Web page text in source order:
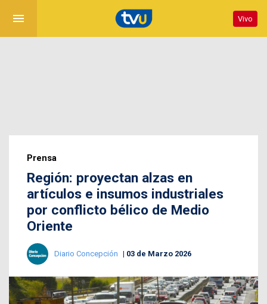
menu Vivo
Prensa
Región: proyectan alzas en
artículos e insumos industriales
por conflicto bélico de Medio
Oriente
Diario Concepción 03 de Marzo 2026